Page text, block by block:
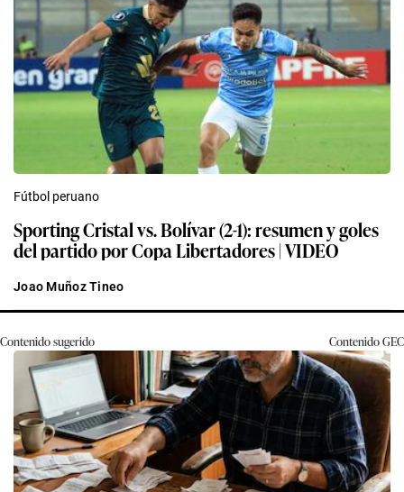
Fútbol peruano
Sporting Cristal vs. Bolívar (2-1): resumen y goles
del partido por Copa Libertadores | VIDEO
Joao Muñoz Tineo
Contenido sugerido ContenidoGEC